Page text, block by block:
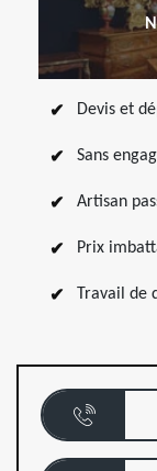
Devis et
Sans
Artisan
Prix
Travail de